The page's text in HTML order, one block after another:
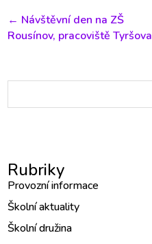
← Návštěvní den na ZŠ
Rousínov, pracoviště Tyršova
Vyhledávání
Rubriky
Provozní informace
Školní aktuality
Školní družina